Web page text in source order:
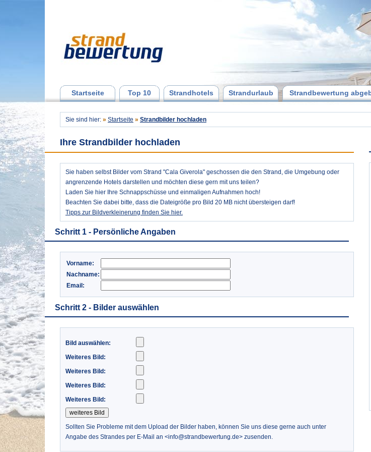
Startseite Top 10 Strandhotels Strandurlaub Strandbewertung
Sie sind hier: » Startseite » Strandbilder hochladen
Ihre Strandbilder hochladen
Sie haben selbst Bilder vom Strand "Cala Giverola" geschossen die den Strand, die Umgebung oder
angrenzende Hotels darstellen und möchten diese gern mit uns teilen?
Laden Sie hier Ihre Schnappschüsse und einmaligen Aufnahmen hoch!
Beachten Sie dabei bitte, dass die Dateigröße pro Bild 20 MB nicht übersteigen darf!
Tipps zur Bildverkleinerung finden Sie hier.
Schritt 1 - Persönliche Angaben
Vorname:
Nachname:
Email:
Schritt 2 - Bilder auswählen
Bild auswählen:
Weiteres Bild:
Weiteres Bild:
Weiteres Bild:
Weiteres Bild:
Sollten Sie Probleme mit dem Upload der Bilder haben, können Sie uns diese gerne auch unter
Angabe des Strandes per E-Mail an <info@strandbewertung.de> zusenden.